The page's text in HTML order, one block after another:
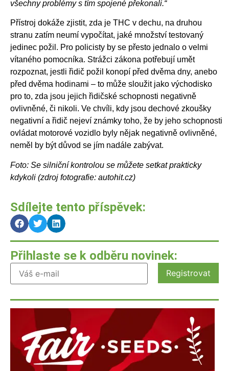
všechny problémy s tím spojené překonali.“
Přístroj dokáže zjistit, zda je THC v dechu, na druhou
stranu zatím neumí vypočítat, jaké množství testovaný
jedinec požil. Pro policisty by se přesto jednalo o velmi
vítaného pomocníka. Strážci zákona potřebují umět
rozpoznat, jestli řidič požil konopí před dvěma dny, anebo
před dvěma hodinami – to může sloužit jako východisko
pro to, zda jsou jejich řidičské schopnosti negativně
ovlivněné, či nikoli. Ve chvíli, kdy jsou dechové zkoušky
negativní a řidič nejeví známky toho, že by jeho schopnosti
ovládat motorové vozidlo byly nějak negativně ovlivněné,
neměl by být důvod se jím nadále zabývat.
Foto: Se silniční kontrolou se můžete setkat prakticky
kdykoli (zdroj fotografie: autohit.cz)
Sdílejte tento příspěvek:
Přihlaste se k odběru novinek: